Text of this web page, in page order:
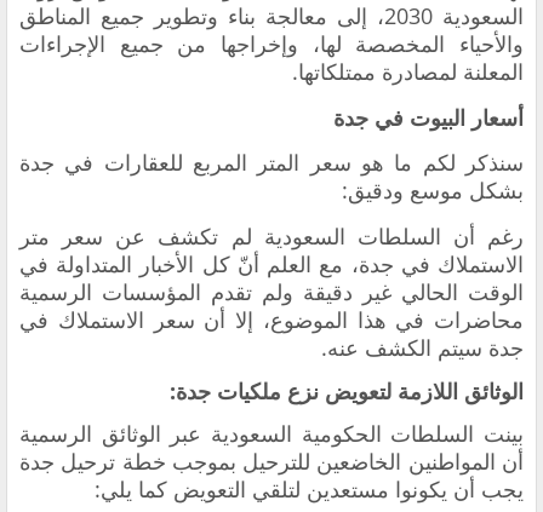
السعودية 2030، إلى معالجة بناء وتطوير جميع المناطق
والأحياء المخصصة لها، وإخراجها من جميع الإجراءات
المعلنة لمصادرة ممتلكاتها.
أسعار البيوت في جدة
سنذكر لكم ما هو سعر المتر المربع للعقارات في جدة
بشكل موسع ودقيق:
رغم أن السلطات السعودية لم تكشف عن سعر متر
الاستملاك في جدة، مع العلم أنّ كل الأخبار المتداولة في
الوقت الحالي غير دقيقة ولم تقدم المؤسسات الرسمية
محاضرات في هذا الموضوع، إلا أن سعر الاستملاك في
جدة سيتم الكشف عنه.
الوثائق اللازمة لتعويض نزع ملكيات جدة:
بينت السلطات الحكومية السعودية عبر الوثائق الرسمية
أن المواطنين الخاضعين للترحيل بموجب خطة ترحيل جدة
يجب أن يكونوا مستعدين لتلقي التعويض كما يلي: